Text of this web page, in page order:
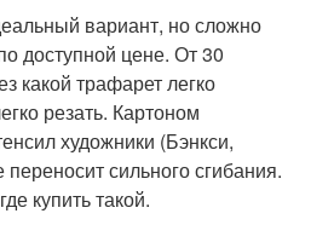
вариант, но сложно
доступной цене. От 30
какой трафарет легко
резать. Картоном
художники (Бэнкси,
сильного сгибания.
купить такой.